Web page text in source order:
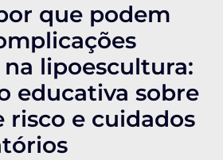
que podem
lipoescultura:
educativa sobre
risco e cuidados